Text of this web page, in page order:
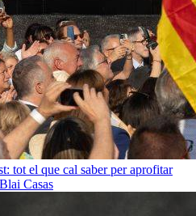
tot el que cal saber per aprofitar
Blai Casas